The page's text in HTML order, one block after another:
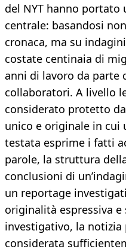
del NYT hanno portato
centrale: basandosi
cronaca, ma su
costate centinaia di
anni di lavoro da
collaboratori. A livello
considerato protetto
unico e originale in cui
testata esprime i fatti
parole, la struttura
conclusioni di
un reportage
originalità espressiva e
investigativo, la notizia
considerata